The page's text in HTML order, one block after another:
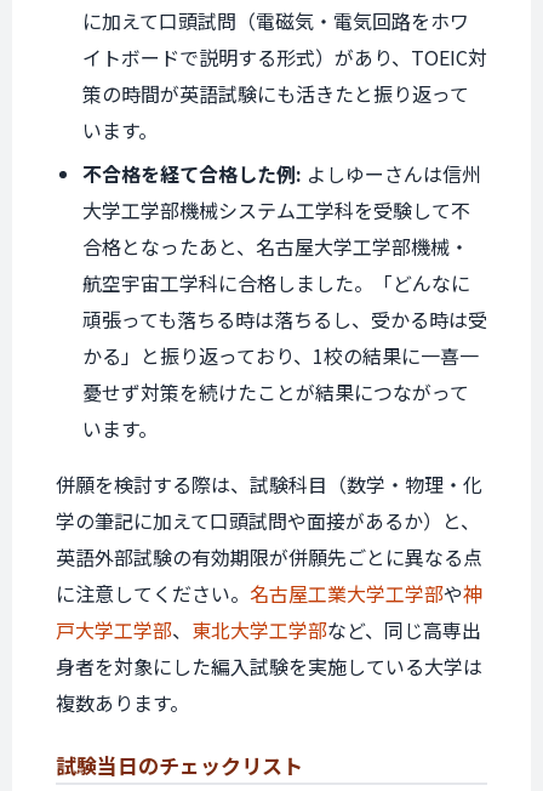
に加えて口頭試問（電磁気・電気回路をホワ
イトボードで説明する形式）があり、TOEIC対
策の時間が英語試験にも活きたと振り返って
います。
不合格を経て合格した例: よしゆーさんは信州
大学工学部機械システム工学科を受験して不
合格となったあと、名古屋大学工学部機械・
航空宇宙工学科に合格しました。「どんなに
頑張っても落ちる時は落ちるし、受かる時は受
かる」と振り返っており、1校の結果に一喜一
憂せず対策を続けたことが結果につながって
います。
併願を検討する際は、試験科目（数学・物理・化
学の筆記に加えて口頭試問や面接があるか）と、
英語外部試験の有効期限が併願先ごとに異なる点
に注意してください。 名古屋工業大学工学部や神
戸大学工学部、 東北大学工学部など、同じ高専出
身者を対象にした編入試験を実施している大学は
複数あります。
試験当日のチェックリスト